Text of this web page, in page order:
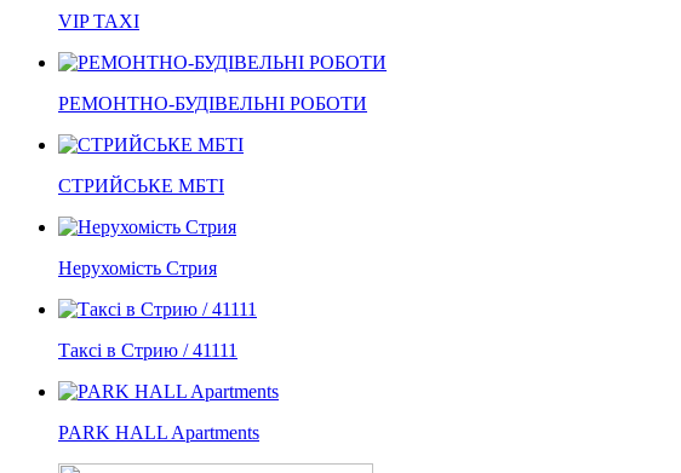
VIP TAXI
РЕМОНТНО-БУДІВЕЛЬНІ РОБОТИ
СТРИЙСЬКЕ МБТІ
Нерухомість Стрия
Таксі в Стрию / 41111
PARK HALL Apartments